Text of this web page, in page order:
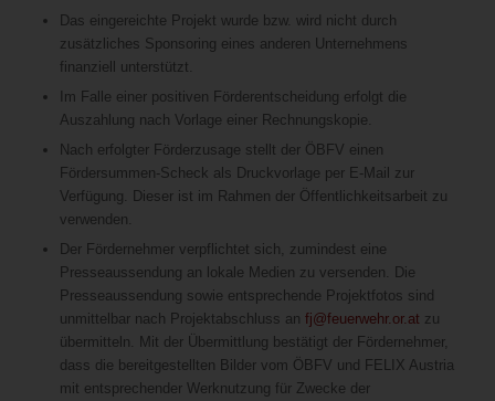
Das eingereichte Projekt wurde bzw. wird nicht durch
zusätzliches Sponsoring eines anderen Unternehmens
finanziell unterstützt.
Im Falle einer positiven Förderentscheidung erfolgt die
Auszahlung nach Vorlage einer Rechnungskopie.
Nach erfolgter Förderzusage stellt der ÖBFV einen
Fördersummen-Scheck als Druckvorlage per E-Mail zur
Verfügung. Dieser ist im Rahmen der Öffentlichkeitsarbeit zu
verwenden.
Der Fördernehmer verpflichtet sich, zumindest eine
Presseaussendung an lokale Medien zu versenden. Die
Presseaussendung sowie entsprechende Projektfotos sind
unmittelbar nach Projektabschluss an fj@feuerwehr.or.at zu
übermitteln. Mit der Übermittlung bestätigt der Fördernehmer,
dass die bereitgestellten Bilder vom ÖBFV und FELIX Austria
mit entsprechender Werknutzung für Zwecke der